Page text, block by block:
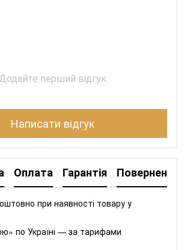
Додайте перший відгук
Написати відгук
Оплата Гарантія Повернення
при наявності товару у
по Україні — за тарифами